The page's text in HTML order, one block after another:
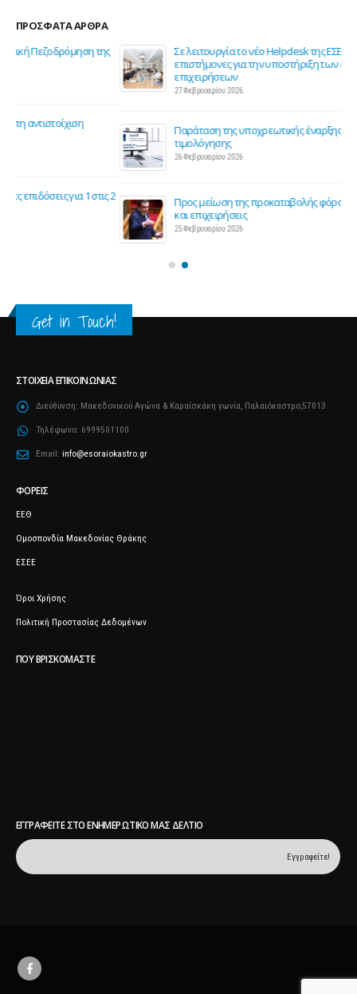
ΠΡΌΣΦΑΤΑ ΆΡΘΡΑ
Σε λειτουργία το νέο Helpdesk της ΕΣΕΕ με κορυφαίους
επιστήμονες για την υποστήριξη των εμπορικών
επιχειρήσεων
27 Φεβρουαρίου 2026
Παράταση της υποχρεωτικής έναρξης της ηλεκτρονικής
τιμολόγησης
26 Φεβρουαρίου 2026
Προς μείωση της προκαταβολής φόρου για επαγγελματίες
και επιχειρήσεις
25 Φεβρουαρίου 2026
Get in Touch!
ΣΤΟΙΧΕΊΑ ΕΠΙΚΟΙΝΩΝΊΑΣ
Διεύθυνση: Μακεδονικού Αγώνα & Καραΐσκάκη γωνία, Παλαιόκαστρο,57013
Τηλέφωνο: 6999501100
Email: info@esoraiokastro.gr
ΦΟΡΕΊΣ
ΕΕΘ
Ομοσπονδία Μακεδονίας Θράκης
ΕΣΕΕ
Όροι Χρήσης
Πολιτική Προστασίας Δεδομένων
ΠΟΥ ΒΡΙΣΚΌΜΑΣΤΕ
ΕΓΓΡΑΦΕΊΤΕ ΣΤΟ ΕΝΗΜΕΡΩΤΙΚΌ ΜΑΣ ΔΕΛΤΊΟ